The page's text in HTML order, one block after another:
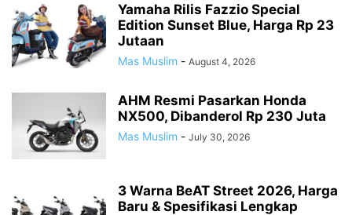
Yamaha Rilis Fazzio Special
Edition Sunset Blue, Harga Rp 23
Jutaan
Mas Muslim - August 4, 2026
AHM Resmi Pasarkan Honda
NX500, Dibanderol Rp 230 Juta
Mas Muslim - July 30, 2026
3 Warna BeAT Street 2026, Harga
Baru & Spesifikasi Lengkap